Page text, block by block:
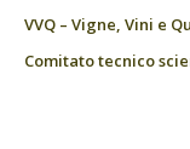
VVQ – Vigne, Vini e
Comitato tecnico